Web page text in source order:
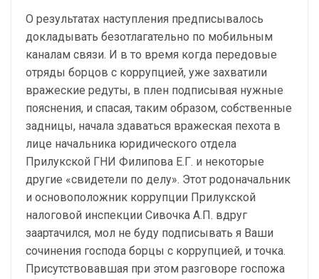
О результатах наступления предписывалось
докладывать безотлагательно по мобильным
каналам связи. И в то время когда передовые
отряды борцов с коррупцией, уже захватили
вражеские редуты, в плен подписывая нужные
пояснения, и спасая, таким образом, собственные
задницы, начала здаваться вражеская пехота в
лице начальника юридического отдела
Прилукской ГНИ Филипова Е.Г. и некоторые
другие «свидетели по делу». Этот родоначальник
и основоположник коррупции Прилукской
налоговой инспекции Сивочка А.П. вдруг
заартачился, мол не буду подписывать я Ваши
сочинения господа борцы с коррупцией, и точка.
Присутствовавшая при этом разговоре госпожа